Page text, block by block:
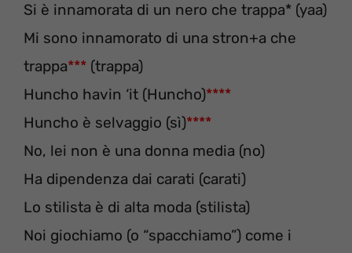
Si è innamorata di un nero che trappa* (yaa)
Mi sono innamorato di una stron+a che
trappa*** (trappa)
Huncho havin ‘it (Huncho)****
Huncho è selvaggio (sì)****
No, lei non è una donna media (no)
Ha dipendenza dai carati (carati)
Lo stilista è di alta moda (stilista)
Noi giochiamo (o “spacchiamo”) come i